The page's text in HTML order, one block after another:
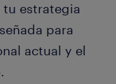
estrategia
para
actual y el